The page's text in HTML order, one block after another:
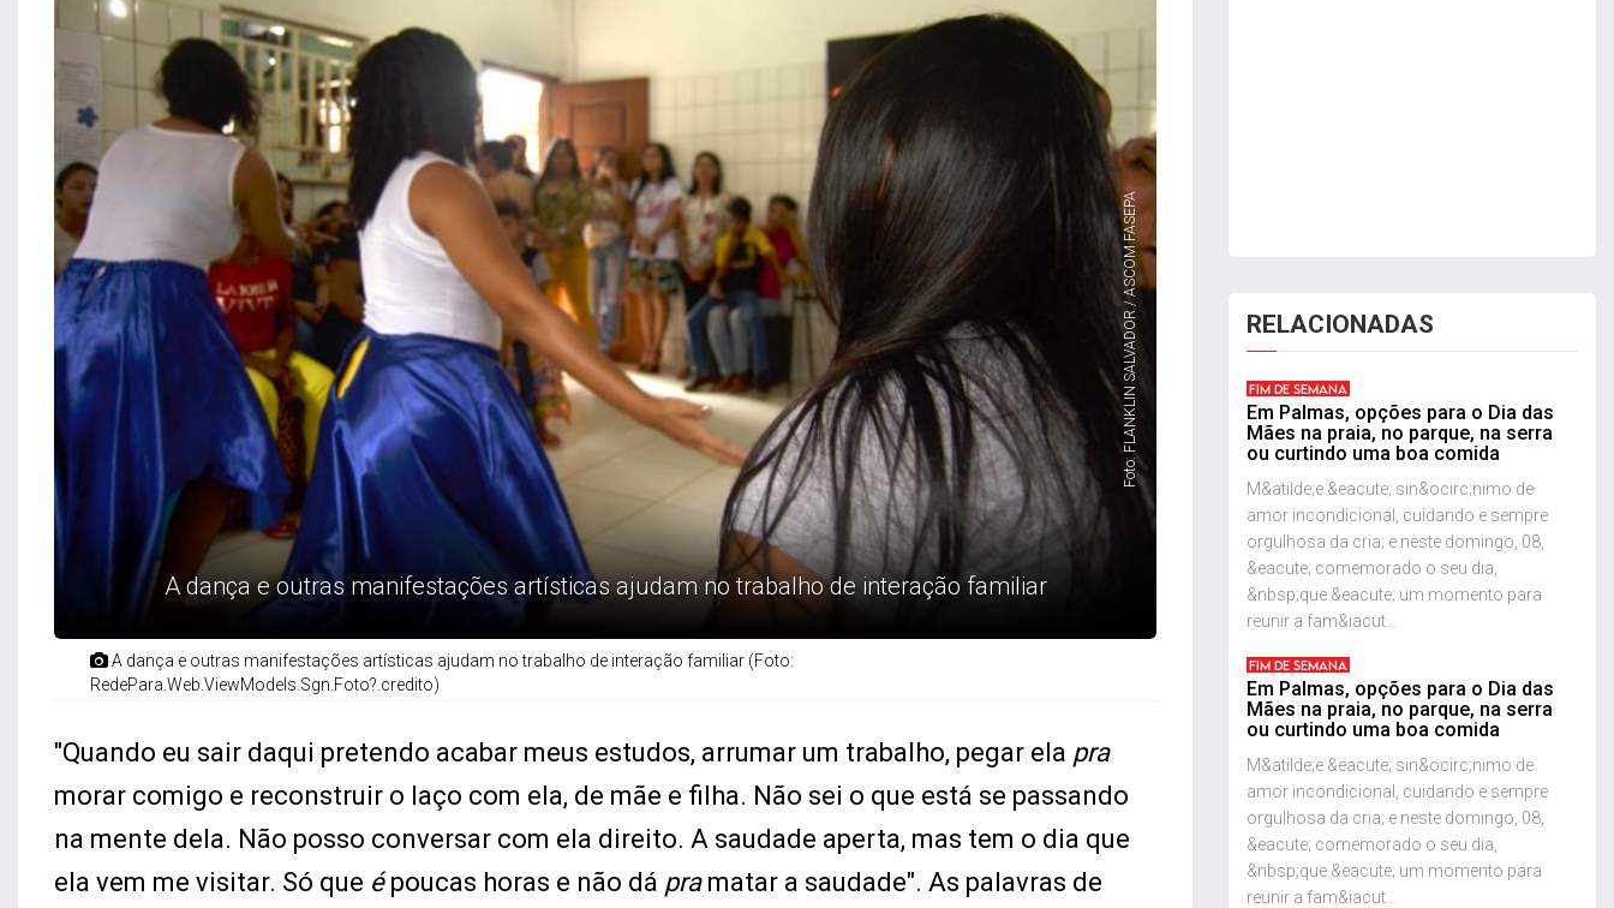
A dança e outras manifestações artísticas ajudam no trabalho de interação familiar
Foto: FLANKLIN SALVADOR / ASCOM FASEPA
A dança e outras manifestações artísticas ajudam no trabalho de interação familiar (Foto:
RedePara.Web.ViewModels.Sgn.Foto?.credito)
"Quando eu sair daqui pretendo acabar meus estudos, arrumar um trabalho, pegar ela pra
morar comigo e reconstruir o laço com ela, de mãe e filha. Não sei o que está se passando
na mente dela. Não posso conversar com ela direito. A saudade aperta, mas tem o dia que
ela vem me visitar. Só que époucas horas e não dá pramatar a saudade". As palavras de
RELACIONADAS
FIM DE SEMANA
Em Palmas, opções para o Dia das
Mães na praia, no parque, na serra
ou curtindo uma boa comida
M&atilde;e &eacute; sin&ocirc;nimo de
amor incondicional, cuidando e sempre
orgulhosa da cria; e neste domingo, 08,
&eacute; comemorado o seu dia,
&nbsp;que &eacute; um momento para
reunir a fam&iacut...
FIM DE SEMANA
Em Palmas, opções para o Dia das
Mães na praia, no parque, na serra
ou curtindo uma boa comida
M&atilde;e &eacute; sin&ocirc;nimo de
amor incondicional, cuidando e sempre
orgulhosa da cria; e neste domingo, 08,
&eacute; comemorado o seu dia,
&nbsp;que &eacute; um momento para
reunir a fam&iacut...